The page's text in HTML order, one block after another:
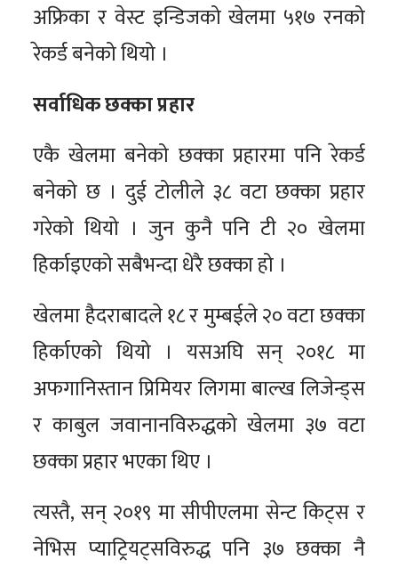
अफ्रिका र वेस्ट इन्डिजको खेलमा ५१७ रनको
रेकर्ड बनेको थियो ।
सर्वाधिक छक्का प्रहार
एकै खेलमा बनेको छक्का प्रहारमा पनि रेकर्ड
बनेको छ । दुई टोलीले ३८ वटा छक्का प्रहार
गरेको थियो । जुन कुनै पनि टी २० खेलमा
हिर्काइएको सबैभन्दा धेरै छक्का हो ।
खेलमा हैदराबादले १८ र मुम्बईले २० वटा छक्का
हिर्काएको थियो । यसअघि सन् २०१८ मा
अफगानिस्तान प्रिमियर लिगमा बाल्ख लिजेन्ड्स
र काबुल जवानानविरुद्धको खेलमा ३७ वटा
छक्का प्रहार भएका थिए ।
त्यस्तै, सन् २०१९ मा सीपीएलमा सेन्ट किट्स र
नेभिस प्याट्रियट्सविरुद्ध पनि ३७ छक्का नै